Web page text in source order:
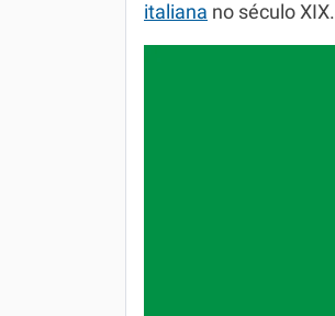
italiana no século XIX.